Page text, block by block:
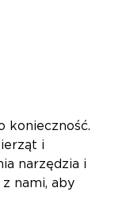
konieczność.
i
narzędzia i
nami, aby